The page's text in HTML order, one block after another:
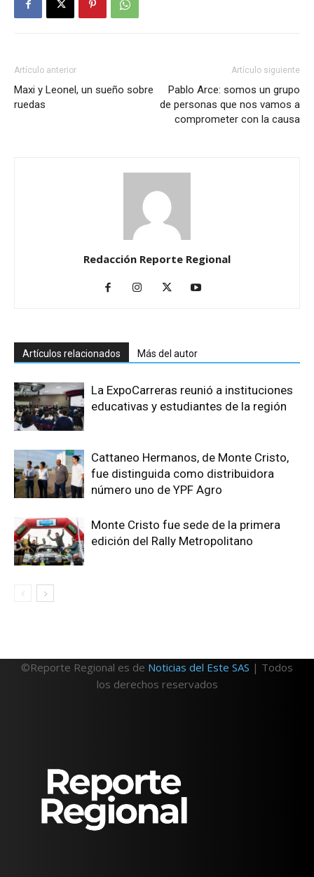
Artículo anterior
Maxi y Leonel, un sueño sobre
ruedas
Artículo siguiente
Pablo Arce: somos un grupo
de personas que nos vamos a
comprometer con la causa
Redacción Reporte Regional
Artículos relacionados Más del autor
La ExpoCarreras reunió a instituciones
educativas y estudiantes de la región
Cattaneo Hermanos, de Monte Cristo,
fue distinguida como distribuidora
número uno de YPF Agro
Monte Cristo fue sede de la primera
edición del Rally Metropolitano
©Reporte Regional es de Noticias del Este SAS | Todos
los derechos reservados